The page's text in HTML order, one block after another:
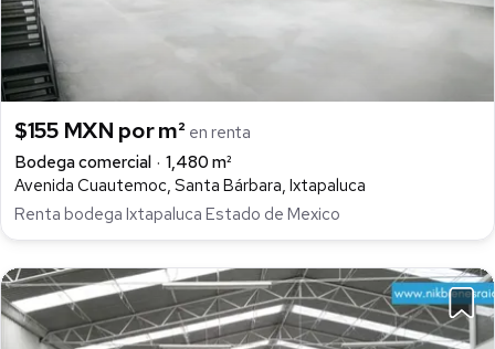
$155 MXN por m² en renta
Bodega comercial
1,480 m²
Avenida Cuautemoc, Santa Bárbara, Ixtapaluca
Renta bodega Ixtapaluca Estado de Mexico